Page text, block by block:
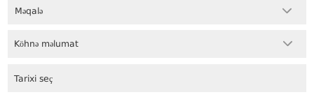
Məqalə
Köhnə məlumat